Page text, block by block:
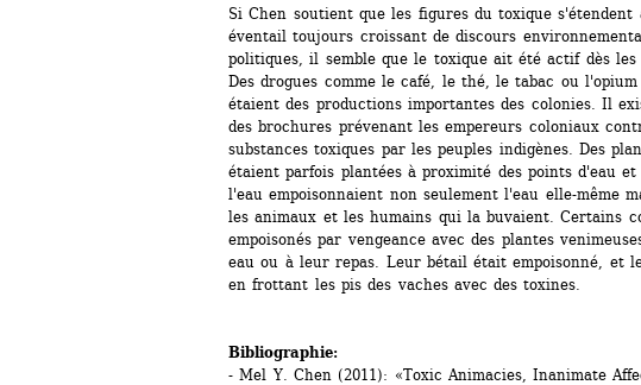
Si Chen soutient que les figures du toxique
éventail toujours croissant de discours
politiques, il semble que le toxique ait été actif dès les
Des drogues comme le café, le thé, le tabac ou
étaient des productions importantes des colonies. Il
des brochures prévenant les empereurs coloniaux
substances toxiques par les peuples indigènes. Des
étaient parfois plantées à proximité des points d'eau
l'eau empoisonnaient non seulement l'eau elle-même
les animaux et les humains qui la buvaient. Certains
empoisonés par vengeance avec des plantes
eau ou à leur repas. Leur bétail était empoisonné, et
en frottant les pis des vaches avec des toxines.
Bibliographie:
- Mel Y. Chen (2011): «Toxic Animacies, Inanimate